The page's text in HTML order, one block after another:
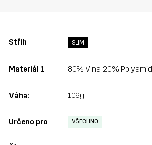
Střih SLIM
Materiál 1 80% Vlna, 20% Polyamid
Váha: 106g
Určeno pro VŠECHNO